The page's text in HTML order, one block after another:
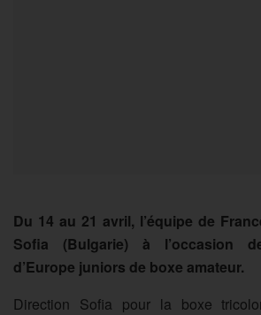
Du 14 au 21 avril, l’équipe de
Sofia (Bulgarie) à l’occasion
d’Europe juniors de boxe amateur.
Direction Sofia pour la boxe